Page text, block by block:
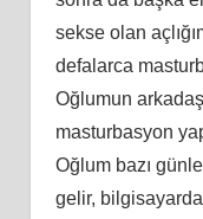
sekse olan
defalarca
Oğlumun
masturbasyon
Oğlum bazı
gelir,